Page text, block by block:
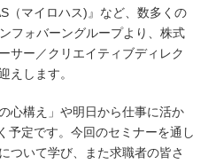
（マイロハス)』など、数多くの
フォバーングループより、株式
サー／クリエイティブディレク
えします。
心構え」や明日から仕事に活か
予定です。今回のセミナーを通し
ついて学び、また求職者の皆さ